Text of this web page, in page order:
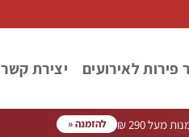
פירות לאירועים יצירת קשר
מעל 290 ₪ להזמנה «